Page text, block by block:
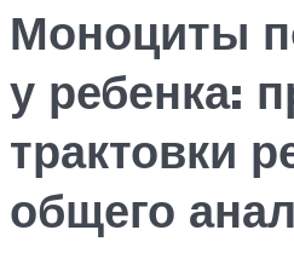
Моноциты
у ребенка:
трактовки
общего